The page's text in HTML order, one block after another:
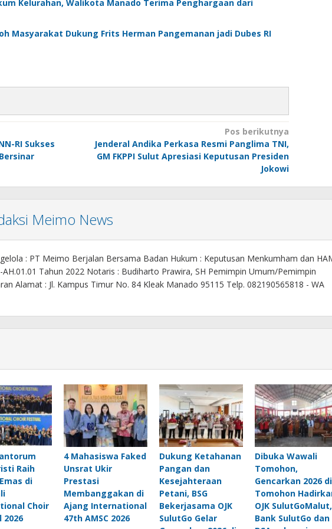
Kelurahan, Walikota Manado Terima Penghargaan dari
Masyarakat Dukung Frits Herman Pangemanan jadi Dubes RI
RI Sukses
Pos berikutnya
Jenderal Andika Perkasa Resmi Panglima TNI,
GM FKPPI Sulut Apresiasi Keputusan Presiden
Jokowi
Meimo News
: PT Meimo Berjalan Bersama Badan Hukum : Keputusan Menkumham dan
AH.01.01 Tahun 2022 Notaris : Budiharto Prawira, SH Pemimpin Umum/Pemimpin
Alamat : Jl. Kampus Timur No. 84 Kleak Manado 95115 Telp. 082190565818 - WA
Raih
di
Choir
2026
4 Mahasiswa Faked
Unsrat Ukir
Prestasi
Membanggakan di
Ajang International
47th AMSC 2026
Dukung Ketahanan
Pangan dan
Kesejahteraan
Petani, BSG
Bekerjasama OJK
SulutGo Gelar
Dibuka Wawali
Tomohon,
Gencarkan 2026 di
Tomohon
OJK SulutGoMalut,
Bank SulutGo dan